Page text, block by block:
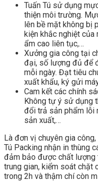
Tuấn Tú sử dụng
thiện môi trường.
lên bề mặt không bị
kiện khắc nghiệt
ẩm cao liên tục,…
Xưởng gia công tại
đại, số lượng đủ để
mỗi ngày. Đạt tiêu
xuất khẩu, ký gửi
Cam kết các chính
Không tự ý sử dụng
đổi trả sản phẩm lỗi
sản xuất,…
Là đơn vị chuyên gia
Tú Packing nhận in thùng
đảm bảo được chất lượng
trung gian, kiểm soát chặt
trong 2h và thậm chí còn